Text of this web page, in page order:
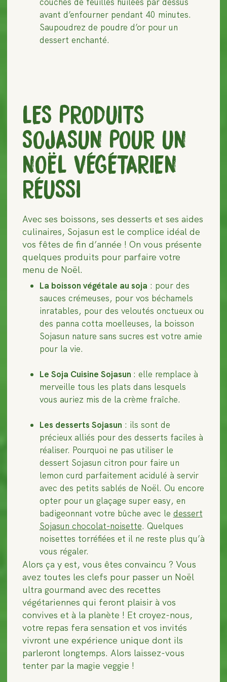
avant d’enfourner pendant 40 minutes.
Saupoudrez de poudre d’or pour un
dessert enchanté.
LES PRODUITS
SOJASUN POUR UN
NOËL VÉGÉTARIEN
RÉUSSI
Avec ses boissons, ses desserts et ses aides
culinaires, Sojasun est le complice idéal de
vos fêtes de fin d’année ! On vous présente
quelques produits pour parfaire votre
menu de Noël.
La boisson végétale au soja : pour des
sauces crémeuses, pour vos béchamels
inratables, pour des veloutés onctueux ou
des panna cotta moelleuses, la boisson
Sojasun nature sans sucres est votre amie
pour la vie.
Le Soja Cuisine Sojasun : elle remplace à
merveille tous les plats dans lesquels
vous auriez mis de la crème fraîche.
Les desserts Sojasun : ils sont de
précieux alliés pour des desserts faciles à
réaliser. Pourquoi ne pas utiliser le
dessert Sojasun citron pour faire un
lemon curd parfaitement acidulé à servir
avec des petits sablés de Noël. Ou encore
opter pour un glaçage super easy, en
badigeonnant votre bûche avec le dessert
Sojasun chocolat-noisette. Quelques
noisettes torréfiées et il ne reste plus qu’à
vous régaler.
Alors ça y est, vous êtes convaincu ? Vous
avez toutes les clefs pour passer un Noël
ultra gourmand avec des recettes
végétariennes qui feront plaisir à vos
convives et à la planète ! Et croyez-nous,
votre repas fera sensation et vos invités
vivront une expérience unique dont ils
parleront longtemps. Alors laissez-vous
tenter par la magie veggie !